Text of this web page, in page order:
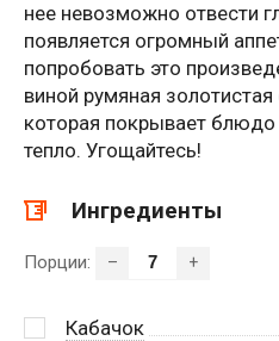
нее невозможно отвести
появляется огромный
попробовать это
виной румяная
которая покрывает
тепло. Угощайтесь!
Ингредиенты
Порции: – +
Кабачок